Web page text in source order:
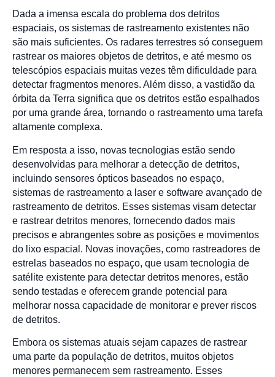
Dada a imensa escala do problema dos detritos
espaciais, os sistemas de rastreamento existentes não
são mais suficientes. Os radares terrestres só conseguem
rastrear os maiores objetos de detritos, e até mesmo os
telescópios espaciais muitas vezes têm dificuldade para
detectar fragmentos menores. Além disso, a vastidão da
órbita da Terra significa que os detritos estão espalhados
por uma grande área, tornando o rastreamento uma tarefa
altamente complexa.
Em resposta a isso, novas tecnologias estão sendo
desenvolvidas para melhorar a detecção de detritos,
incluindo sensores ópticos baseados no espaço,
sistemas de rastreamento a laser e software avançado de
rastreamento de detritos. Esses sistemas visam detectar
e rastrear detritos menores, fornecendo dados mais
precisos e abrangentes sobre as posições e movimentos
do lixo espacial. Novas inovações, como rastreadores de
estrelas baseados no espaço, que usam tecnologia de
satélite existente para detectar detritos menores, estão
sendo testadas e oferecem grande potencial para
melhorar nossa capacidade de monitorar e prever riscos
de detritos.
Embora os sistemas atuais sejam capazes de rastrear
uma parte da população de detritos, muitos objetos
menores permanecem sem rastreamento. Esses